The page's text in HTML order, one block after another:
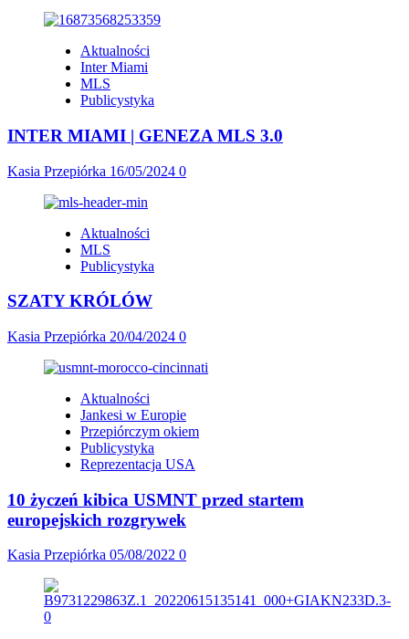
Aktualności
Inter Miami
MLS
Publicystyka
INTER MIAMI | GENEZA MLS 3.0
Kasia Przepiórka 16/05/2024 0
Aktualności
MLS
Publicystyka
SZATY KRÓLÓW
Kasia Przepiórka 20/04/2024 0
Aktualności
Jankesi w Europie
Przepiórczym okiem
Publicystyka
Reprezentacja USA
10 życzeń kibica USMNT przed startem
europejskich rozgrywek
Kasia Przepiórka 05/08/2022 0